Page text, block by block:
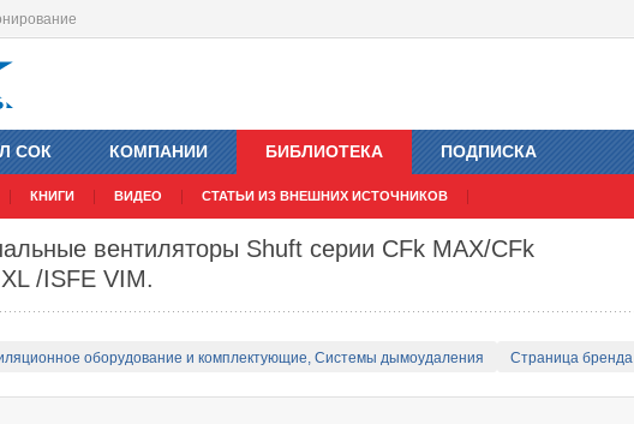
СОК КОМПАНИИ БИБЛИОТЕКА
КНИГИ ВИДЕО СТАТЬИ ИЗ ВНЕШНИХ ИСТОЧНИКОВ
ПОДПИСКА
вентиляторы Shuft серии CFk MAX/CFk
/ISFE VIM.
оборудование и комплектующие, Системы дымоудаления Страница бренда